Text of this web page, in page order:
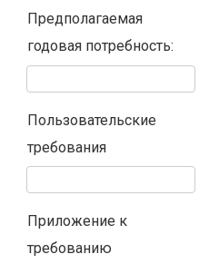
Предполагаемая
годовая потребность:
Пользовательские
требования
Приложение к
требованию